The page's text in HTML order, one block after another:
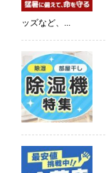
ッズなど、...